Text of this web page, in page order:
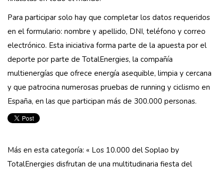
Para participar solo hay que completar los datos requeridos
en el formulario: nombre y apellido, DNI, teléfono y correo
electrónico. Esta iniciativa forma parte de la apuesta por el
deporte por parte de TotalEnergies, la compañía
multienergías que ofrece energía asequible, limpia y cercana
y que patrocina numerosas pruebas de running y ciclismo en
España, en las que participan más de 300.000 personas.
Más en esta categoría: « Los 10.000 del Soplao by
TotalEnergies disfrutan de una multitudinaria fiesta del